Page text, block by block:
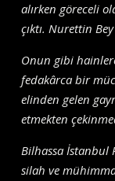
alırken göreceli
çıktı. Nurettin
Onun gibi
fedakârca bir
elinden gelen
etmekten
Bilhassa İstanbul
silah ve